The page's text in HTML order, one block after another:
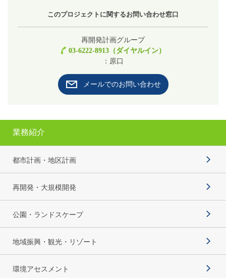
このプロジェクトに関するお問い合わせ窓口
再開発計画グループ
03-6222-8913（ダイヤルイン）
：原口
メールでのお問い合わせ
業務紹介
都市計画・地区計画
再開発・大規模開発
公園・ランドスケープ
地域振興・観光・リゾート
環境アセスメント